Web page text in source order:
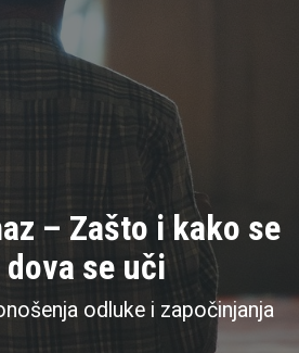
– Zašto i kako se
se uči
odluke i započinjanja